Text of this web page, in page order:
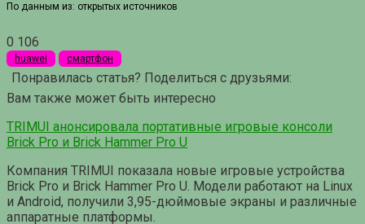
По данным из: открытых источников
0 106
huawei смартфон
Понравилась статья? Поделиться с друзьями:
Вам также может быть интересно
TRIMUI анонсировала портативные игровые консоли
Brick Pro и Brick Hammer Pro U
Компания TRIMUI показала новые игровые устройства
Brick Pro и Brick Hammer Pro U. Модели работают на Linux
и Android, получили 3,95-дюймовые экраны и различные
аппаратные платформы.